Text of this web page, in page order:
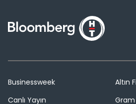
Businessweek
Canlı Yayın
Altın
Gram